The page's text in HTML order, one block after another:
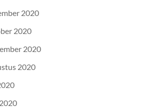
2020
2020
2020
2020